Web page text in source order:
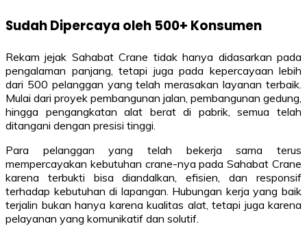
Sudah Dipercaya oleh 500+ Konsumen
Rekam jejak Sahabat Crane tidak hanya didasarkan pada
pengalaman panjang, tetapi juga pada kepercayaan lebih
dari 500 pelanggan yang telah merasakan layanan terbaik.
Mulai dari proyek pembangunan jalan, pembangunan gedung,
hingga pengangkatan alat berat di pabrik, semua telah
ditangani dengan presisi tinggi.
Para pelanggan yang telah bekerja sama terus
mempercayakan kebutuhan crane-nya pada Sahabat Crane
karena terbukti bisa diandalkan, efisien, dan responsif
terhadap kebutuhan di lapangan. Hubungan kerja yang baik
terjalin bukan hanya karena kualitas alat, tetapi juga karena
pelayanan yang komunikatif dan solutif.